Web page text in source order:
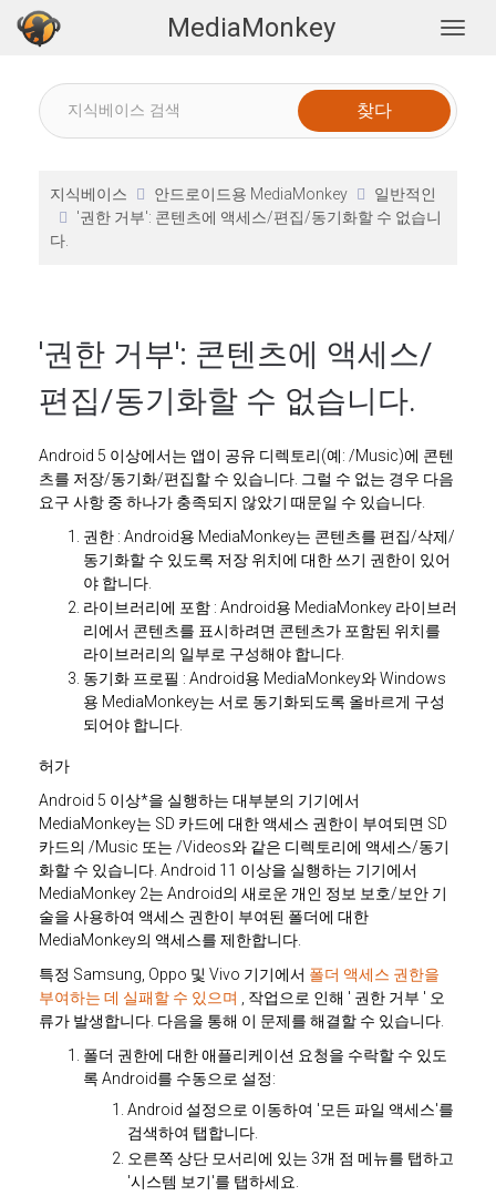
MediaMonkey
지식베이스 안드로이드용 MediaMonkey
일반적인
'권한 거부': 콘텐츠에 액세스/편집/동기화할 수 없습니
다.
'권한 거부': 콘텐츠에 액세스/
편집/동기화할 수 없습니다.
Android 5 이상에서는 앱이 공유 디렉토리(예: /Music)에 콘텐
츠를 저장/동기화/편집할 수 있습니다. 그럴 수 없는 경우 다음
요구 사항 중 하나가 충족되지 않았기 때문일 수 있습니다.
권한 : Android용 MediaMonkey는 콘텐츠를 편집/삭제/
동기화할 수 있도록 저장 위치에 대한 쓰기 권한이 있어
야 합니다.
라이브러리에 포함 : Android용 MediaMonkey 라이브러
리에서 콘텐츠를 표시하려면 콘텐츠가 포함된 위치를
라이브러리의 일부로 구성해야 합니다.
동기화 프로필 : Android용 MediaMonkey와 Windows
용 MediaMonkey는 서로 동기화되도록 올바르게 구성
되어야 합니다.
허가
Android 5 이상*을 실행하는 대부분의 기기에서
MediaMonkey는 SD 카드에 대한 액세스 권한이 부여되면 SD
카드의 /Music 또는 /Videos와 같은 디렉토리에 액세스/동기
화할 수 있습니다. Android 11 이상을 실행하는 기기에서
MediaMonkey 2는 Android의 새로운 개인 정보 보호/보안 기
술을 사용하여 액세스 권한이 부여된 폴더에 대한
MediaMonkey의 액세스를 제한합니다.
특정 Samsung, Oppo 및 Vivo 기기에서 폴더 액세스 권한을
부여하는 데 실패할 수 있으며 , 작업으로 인해 ' 권한 거부 ' 오
류가 발생합니다. 다음을 통해 이 문제를 해결할 수 있습니다.
폴더 권한에 대한 애플리케이션 요청을 수락할 수 있도
록 Android를 수동으로 설정:
Android 설정으로 이동하여 '모든 파일 액세스'를
검색하여 탭합니다.
오른쪽 상단 모서리에 있는 3개 점 메뉴를 탭하고
'시스템 보기'를 탭하세요.